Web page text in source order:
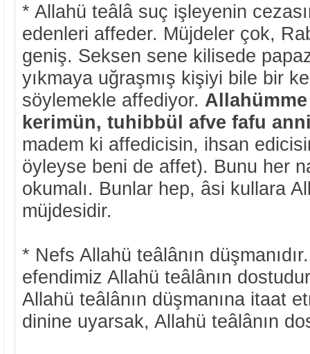
* Allahü teâlâ suç işleyenin
edenleri affeder. Müjdeler çok,
geniş. Seksen sene kilisede
yıkmaya uğraşmış kişiyi bile bir
söylemekle affediyor.
kerimün, tuhibbül afve fafu
madem ki affedicisin, ihsan
öyleyse beni de affet). Bunu her
okumalı. Bunlar hep, âsi kullara
müjdesidir.
* Nefs Allahü teâlânın
efendimiz Allahü teâlânın
Allahü teâlânın düşmanına itaat
dinine uyarsak, Allahü teâlânın